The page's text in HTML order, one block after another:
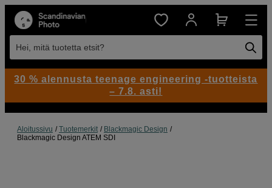
Hei, mitä tuotetta etsit?
Aloitussivu Tuotemerkit
Blackmagic Design
Blackmagic Design ATEM SDI
30 % alennusta teenage engineering -tuotteista
– 7.8. asti!